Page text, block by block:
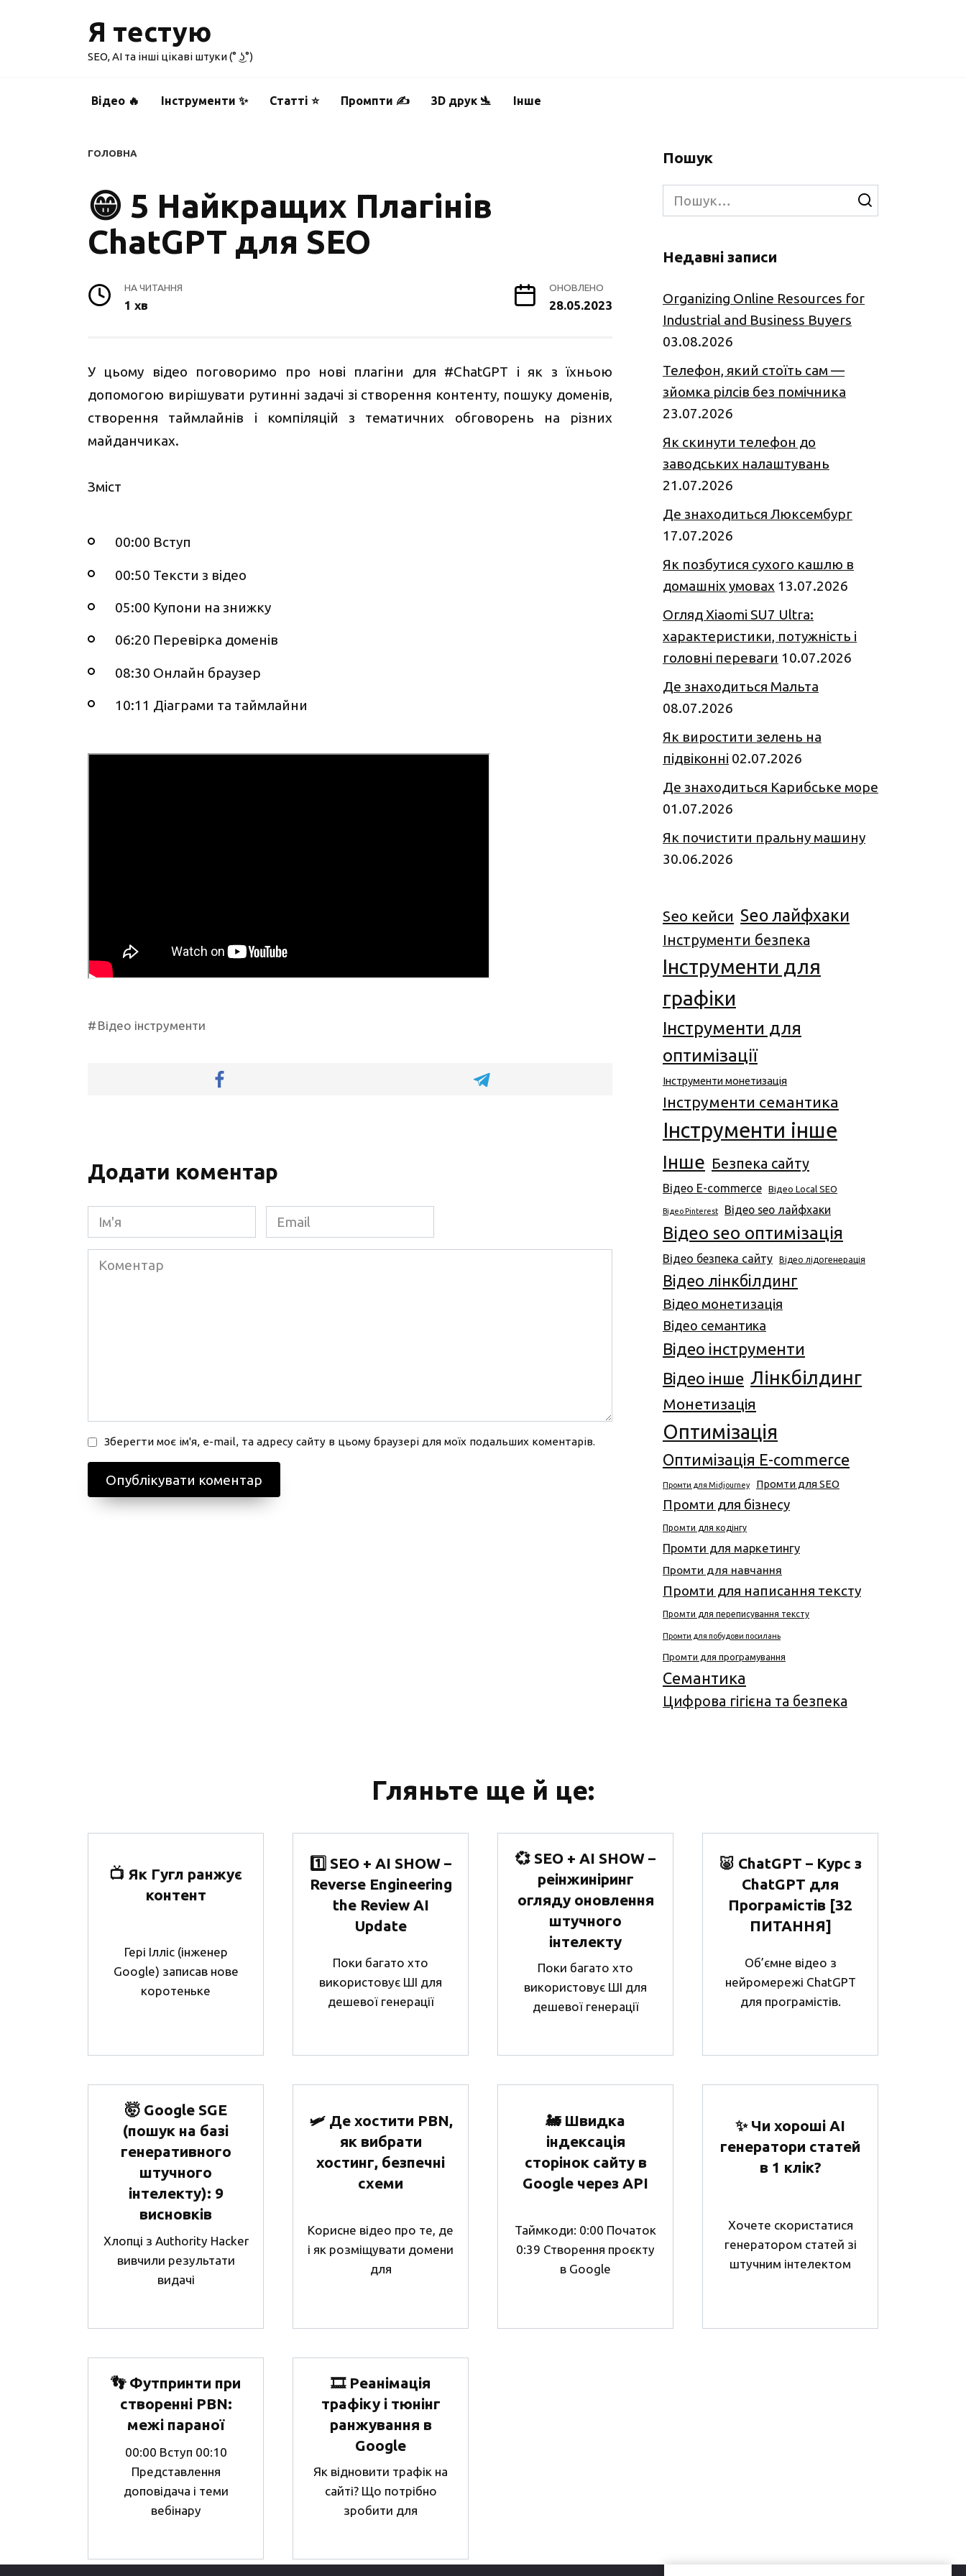
Я тестую
SEO, AI та інші цікаві штуки (° ͜ʖ°)
Відео 🔥 Інструменти ✨ Статті ⭐ Промпти ✍️ 3D друк 🛬 Інше
ГОЛОВНА
😁 5 Найкращих Плагінів
ChatGPT для SEO
НА ЧИТАННЯ
1 хв
ОНОВЛЕНО
28.05.2023
У цьому відео поговоримо про нові плагіни для #ChatGPT і як з їхньою
допомогою вирішувати рутинні задачі зі створення контенту, пошуку доменів,
створення таймлайнів і компіляцій з тематичних обговорень на різних
майданчиках.
Зміст
00:00 Вступ
00:50 Тексти з відео
05:00 Купони на знижку
06:20 Перевірка доменів
08:30 Онлайн браузер
10:11 Діаграми та таймлайни
Відео інструменти
Додати коментар
Ім'я
*
Email
*
Коментар
Зберегти моє ім'я, e-mail, та адресу сайту в цьому браузері для моїх подальших коментарів.
Пошук
Search
for:
Недавні записи
Organizing Online Resources for
Industrial and Business Buyers
03.08.2026
Телефон, який стоїть сам —
зйомка рілсів без помічника
23.07.2026
Як скинути телефон до
заводських налаштувань
21.07.2026
Де знаходиться Люксембург
17.07.2026
Як позбутися сухого кашлю в
домашніх умовах 13.07.2026
Огляд Xiaomi SU7 Ultra:
характеристики, потужність і
головні переваги 10.07.2026
Де знаходиться Мальта
08.07.2026
Як виростити зелень на
підвіконні 02.07.2026
Де знаходиться Карибське море
01.07.2026
Як почистити пральну машину
30.06.2026
Seo кейси Seo лайфхаки
Інструменти безпека
Інструменти для
графіки
Інструменти для
оптимізації
Інструменти монетизація
Інструменти семантика
Інструменти інше
Інше Безпека сайту
Відео E-commerce Відео Local SEO
Відео Pinterest Відео seo лайфхаки
Відео seo оптимізація
Відео безпека сайту Відео лідогенерація
Відео лінкбілдинг
Відео монетизація
Відео семантика
Відео інструменти
Відео інше Лінкбілдинг
Монетизація
Оптимізація
Оптимізація E-commerce
Промти для Midjourney Промти для SEO
Промти для бізнесу
Промти для кодінгу
Промти для маркетингу
Промти для навчання
Промти для написання тексту
Промти для переписування тексту
Промти для побудови посилань
Промти для програмування
Семантика
Цифрова гігієна та безпека
Гляньте ще й це:
📺 Як Гугл ранжує
контент
Гері Ілліс (інженер
Google) записав нове
коротеньке
1️⃣ SEO + AI SHOW –
Reverse Engineering
the Review AI
Update
Поки багато хто
використовує ШІ для
дешевої генерації
💞 SEO + AI SHOW –
реінжиніринг
огляду оновлення
штучного
інтелекту
Поки багато хто
використовує ШІ для
дешевої генерації
🐷 ChatGPT – Курс з
ChatGPT для
Програмістів [32
ПИТАННЯ]
Об’ємне відео з
нейромережі ChatGPT
для програмістів.
🤯 Google SGE
(пошук на базі
генеративного
штучного
інтелекту): 9
висновків
Хлопці з Authority Hacker
вивчили результати
видачі
🛩 Де хостити PBN,
як вибрати
хостинг, безпечні
схеми
Корисне відео про те, де
і як розміщувати домени
для
🚂 Швидка
індексація
сторінок сайту в
Google через API
Таймкоди: 0:00 Початок
0:39 Створення проєкту
в Google
✨ Чи хороші AI
генератори статей
в 1 клік?
Хочете скористатися
генератором статей зі
штучним інтелектом
👣 Футпринти при
створенні PBN:
межі параної
00:00 Вступ 00:10
Представлення
доповідача і теми
вебінару
🎞 Реанімація
трафіку і тюнінг
ранжування в
Google
Як відновити трафік на
сайті? Що потрібно
зробити для